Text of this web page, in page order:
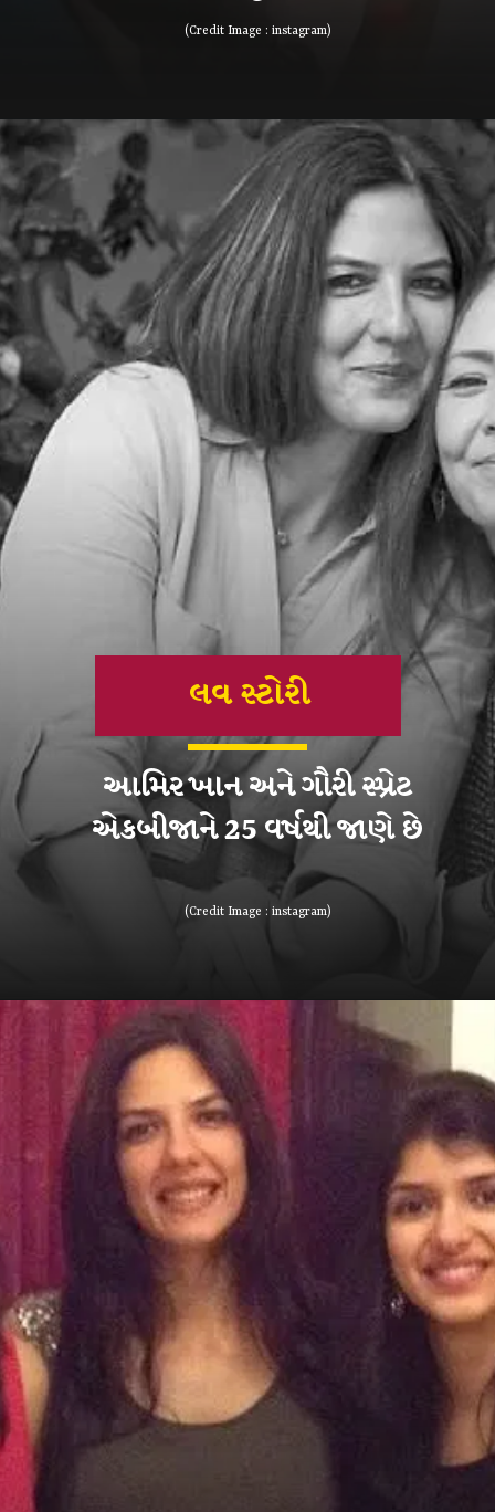
(Credit Image : instagram)
(Credit Image : instagram)
આમિર ખાન અને ગૌરી સ્પ્રેટ
એકબીજાને 25 વર્ષથી જાણે છે
લવ સ્ટોરી